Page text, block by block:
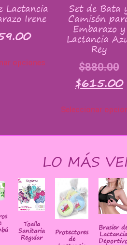
Lactancia
Irene
opciones
Set de Bata
Camisón
Embarazo y
Lactancia
Rey
$880.00
$615.00
Seleccionar
LO MÁS
Toalla
Sanitaria
Regular
Protectores
de
Brasier
Lactancia